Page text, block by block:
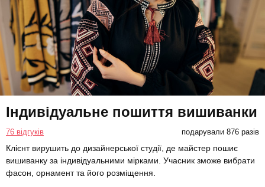
Індивідуальне пошиття вишиванки
76 відгуків подарували 876 разів
Клієнт вирушить до дизайнерської студії, де майстер пошиє
вишиванку за індивідуальними мірками. Учасник зможе вибрати
фасон, орнамент та його розміщення.